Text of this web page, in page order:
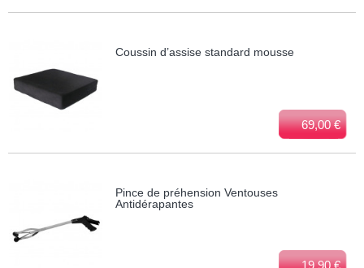
Coussin d’assise standard mousse
69,00 €
Pince de préhension Ventouses
Antidérapantes
19,90 €